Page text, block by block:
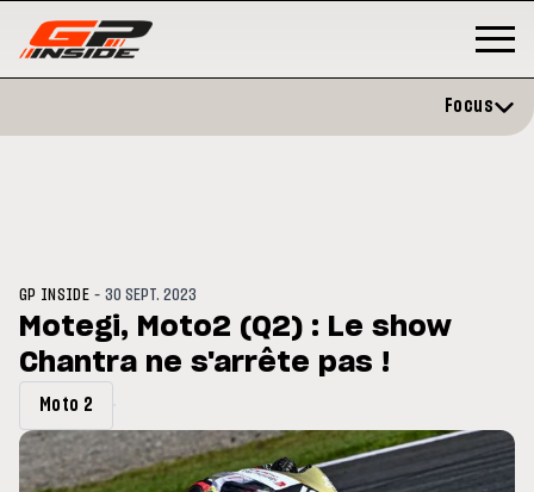
droite à Madrid
MOTO GP
Bretagne
Focus
GP INSIDE -30 SEPT. 2023
Motegi, Moto2 (Q2) : Le show
Chantra ne s'arrête pas !
Moto 2